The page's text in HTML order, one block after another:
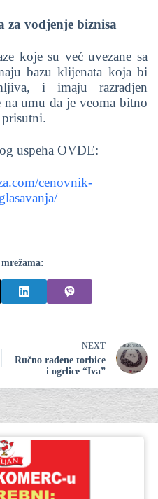
za vodjenje biznisa
koje su već uvezane sa
bazu klijenata koja bi
i imaju razradjen
umu da je veoma bitno
prisutni.
uspeha OVDE:
cenovnik-
NEXT
Ručno rađene torbice
i ogrlice “Iva”